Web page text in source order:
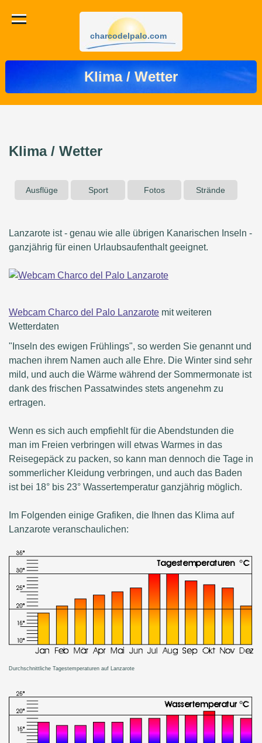
charcodelpalo.com
Klima / Wetter
Klima / Wetter
Ausflüge Sport Fotos Strände
Lanzarote ist - genau wie alle übrigen Kanarischen Inseln -
ganzjährig für einen Urlaubsaufenthalt geeignet.
Webcam Charco del Palo Lanzarote mit weiteren
Wetterdaten
"Inseln des ewigen Frühlings", so werden Sie genannt und
machen ihrem Namen auch alle Ehre. Die Winter sind sehr
mild, und auch die Wärme während der Sommermonate ist
dank des frischen Passatwindes stets angenehm zu
ertragen.
Wenn es sich auch empfiehlt für die Abendstunden die
man im Freien verbringen will etwas Warmes in das
Reisegepäck zu packen, so kann man dennoch die Tage in
sommerlicher Kleidung verbringen, und auch das Baden
ist bei 18° bis 23° Wassertemperatur ganzjährig möglich.
Im Folgenden einige Grafiken, die Ihnen das Klima auf
Lanzarote veranschaulichen:
Durchschnittliche Tagestemperaturen auf Lanzarote